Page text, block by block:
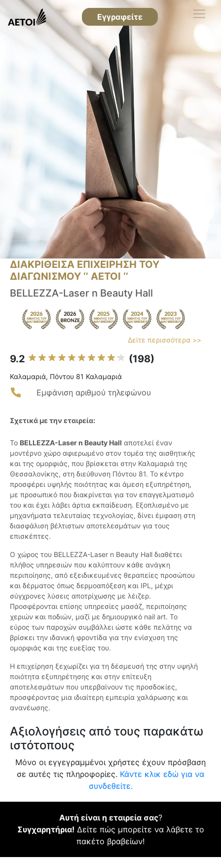
Εγγραφείτε
ΔΙΑΚΡΙΘΕΙΣΑ ΕΠΙΧΕΙΡΗΣΗ ΤΟΥ
ΔΙΑΓΩΝΙΣΜΟΥ ‘’ ΑΕΤΟΙ ‘’
BELLEZZA-Laser n Beauty Hall
Δείτε περισσότερα >>
9.2 (198)
Καλαμαριά, Πόντου 81 Καλαμαριά
Εμφάνιση αριθμού τηλεφώνου
Σχετικά με την εταιρεία:
Το BELLEZZA-Laser n Beauty Hall αποτελεί έναν
μοντέρνο χώρο αφιερωμένο στον τομέα της αισθητικής
και της ομορφιάς, που βρίσκεται στην Καλαμαριά της
Θεσσαλονίκης, στη διεύθυνση Πόντου 81. Το κέντρο
προσφέρει υψηλής ποιότητας και άμεση εξυπηρέτηση,
με προσωπικό που διακρίνεται για τον επαγγελματισμό
του και έχει λάβει άρτια εκπαίδευση. Εξοπλισμένο με
μηχανήματα τελευταίας τεχνολογίας, δίνει έμφαση στη
διασφάλιση βέλτιστων αποτελεσμάτων για τους
επισκέπτες.
Ο χώρος του BELLEZZA-Laser n Beauty Hall διαθέτει
πλήθος υπηρεσιών που καλύπτουν κάθε ανάγκη
περιποίησης, από εξειδικευμένες θεραπείες προσώπου
και δέρματος όπως δερμοαπόξεση και IPL, μέχρι
σύγχρονες λύσεις αποτρίχωσης με λέιζερ.
Προσφέρονται επίσης υπηρεσίες μασάζ, περιποίησης
χεριών και ποδιών, μαζί με δημιουργικό nail art. Το
εύρος των παροχών συμβάλλει ώστε κάθε πελάτης να
βρίσκει την ιδανική φροντίδα για την ενίσχυση της
ομορφιάς και της ευεξίας του.
Η επιχείρηση ξεχωρίζει για τη δέσμευσή της στην υψηλή
ποιότητα εξυπηρέτησης και στην επίτευξη
αποτελεσμάτων που υπερβαίνουν τις προσδοκίες,
προσφέροντας μια ιδιαίτερη εμπειρία χαλάρωσης και
ανανέωσης.
Αξιολογήσεις από τους παρακάτω
ιστότοπους
Μόνο οι εγγεγραμμένοι χρήστες έχουν πρόσβαση
σε αυτές τις πληροφορίες. Κάντε κλικ εδώ για να
συνδεθείτε.
Αυτή είναι η εταιρεία σας?
Συγχαρητήρια! Δείτε πώς μπορείτε να λάβετε το
πακέτο βραβείων!